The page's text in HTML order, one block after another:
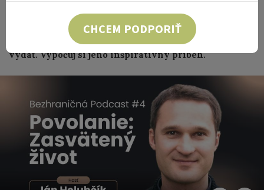
Bohom a strachom, pretože veľmi túžil po tom, aby to
bola Jeho vôľa a aby mu ukázal, ktorou cestou sa má
vydať. Vypočuj si jeho inšpiratívny príbeh.
CHCEM PODPORIŤ